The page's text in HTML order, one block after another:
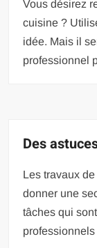
Vous désirez
cuisine ?
idée. Mais il
professionnel
Des
Les travaux
donner une
tâches qui